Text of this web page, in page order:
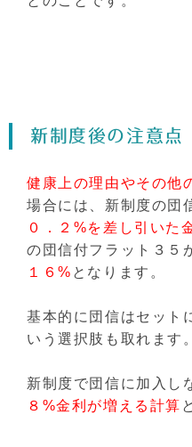
新制度後の注意点
健康上の理由やその他
場合には、新制度の団
０．２%を差し引いた
の団信付フラット３５
１６% となります。
基本的に団信はセット
いう選択肢も取れます。
新制度で団信に加入し
８%金利が増える計算